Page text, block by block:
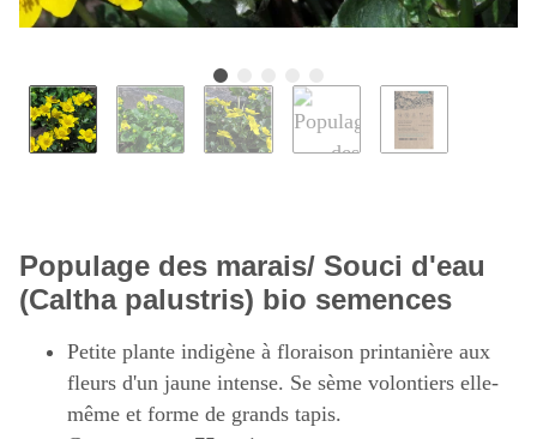
Populage des marais/ Souci d'eau
(Caltha palustris) bio semences
Petite plante indigène à floraison printanière aux
fleurs d'un jaune intense. Se sème volontiers elle-
même et forme de grands tapis.